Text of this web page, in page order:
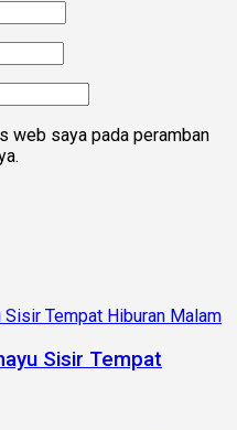
web saya pada peramban
Sisir Tempat